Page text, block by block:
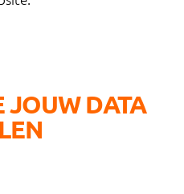
JOUW DATA